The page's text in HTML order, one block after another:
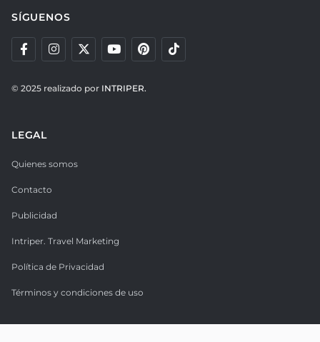
SÍGUENOS
© 2025 realizado por INTRIPER.
LEGAL
Quienes somos
Contacto
Publicidad
Intriper. Travel Marketing
Política de Privacidad
Términos y condiciones de uso